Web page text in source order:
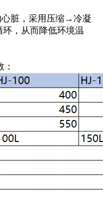
心脏，采用压缩→冷凝
，从而降低环境温